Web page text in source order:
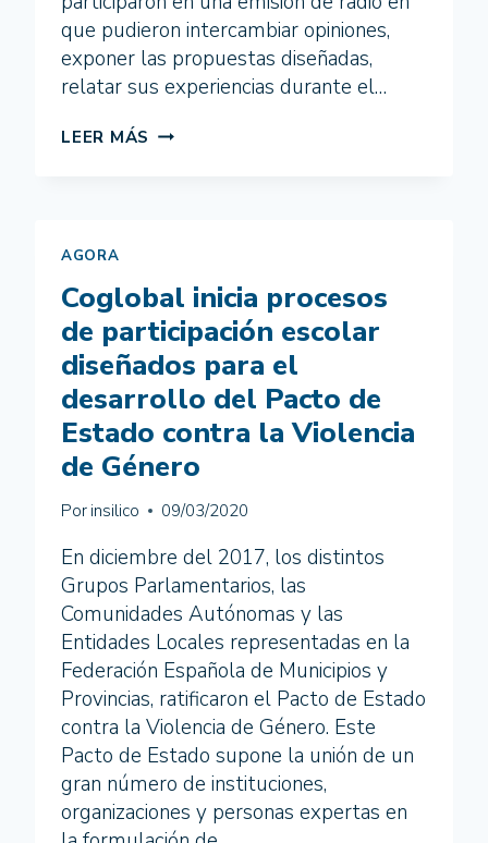
que pudieron intercambiar opiniones,
exponer las propuestas diseñadas,
relatar sus experiencias durante el…
LEER MÁS TERTULIA
IGUALDAD
DE
GÉNERO
AGORA
Coglobal inicia procesos
de participación escolar
diseñados para el
desarrollo del Pacto de
Estado contra la Violencia
de Género
Por insilico 09/03/2020
En diciembre del 2017, los distintos
Grupos Parlamentarios, las
Comunidades Autónomas y las
Entidades Locales representadas en la
Federación Española de Municipios y
Provincias, ratificaron el Pacto de Estado
contra la Violencia de Género. Este
Pacto de Estado supone la unión de un
gran número de instituciones,
organizaciones y personas expertas en